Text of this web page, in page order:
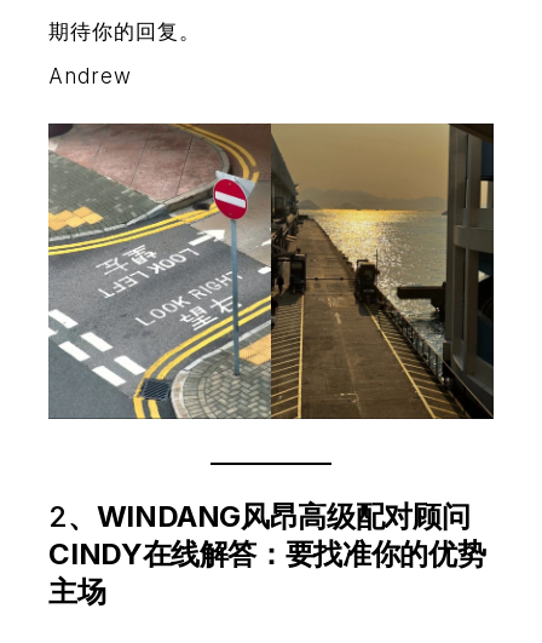
期待你的回复。
Andrew
2、WINDANG风昂高级配对顾问
CINDY在线解答：要找准你的优势
主场